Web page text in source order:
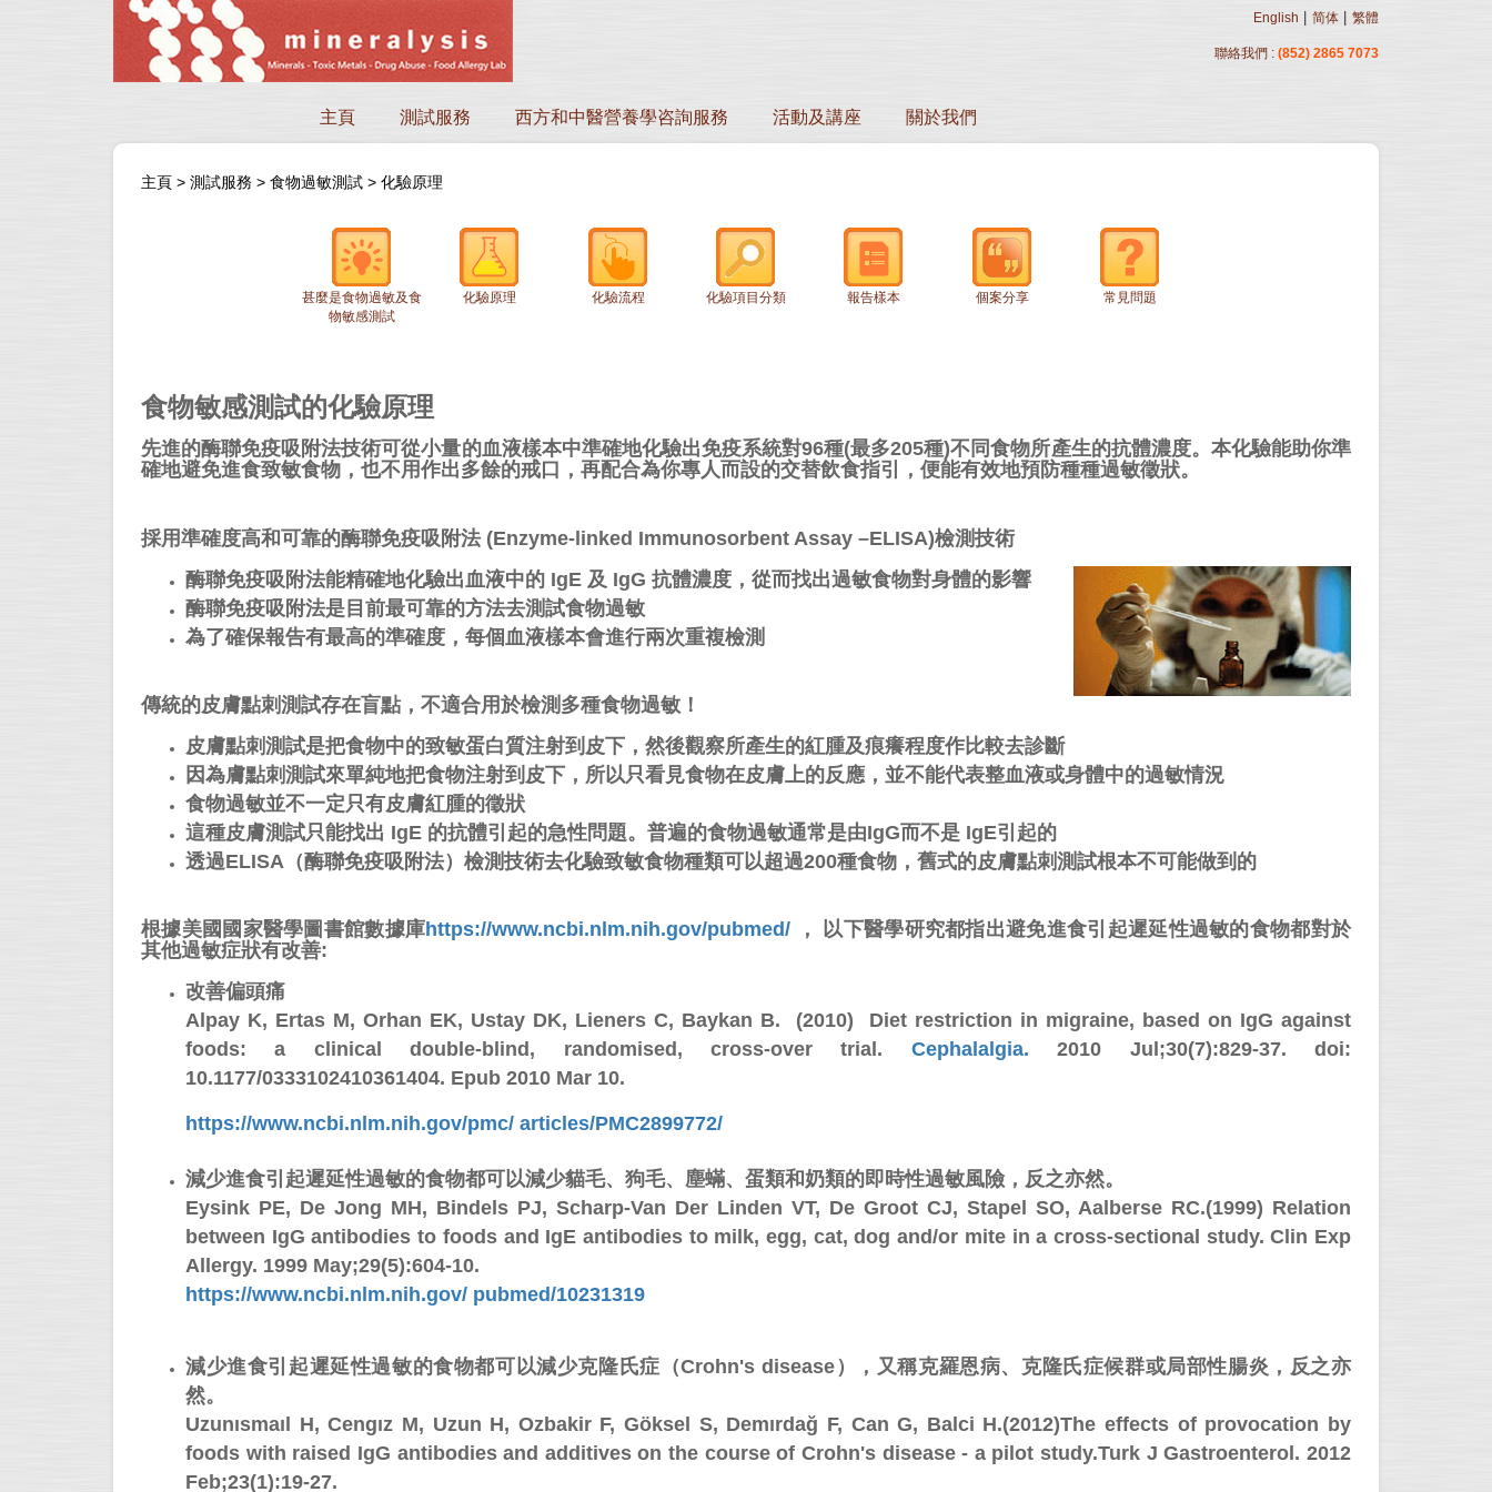
English 简体 繁體
聯絡我們 : (852) 2865 7073
主頁 測試服務 西方和中醫營養學咨詢服務 活動及講座 關於我們
主頁 > 測試服務 > 食物過敏測試 > 化驗原理
甚麼是食物過敏及食
物敏感測試
化驗原理 化驗流程 化驗項目分類 報告樣本 個案分享 常見問題
食物敏感測試的化驗原理
先進的酶聯免疫吸附法技術可從小量的血液樣本中準確地化驗出免疫系統對96種(最多205種)不同食物所產生的抗體濃度。本化驗能助你準
確地避免進食致敏食物，也不用作出多餘的戒口，再配合為你專人而設的交替飲食指引，便能有效地預防種種過敏徵狀。
採用準確度高和可靠的酶聯免疫吸附法(Enzyme-linked Immunosorbent Assay –ELISA)檢測技術
酶聯免疫吸附法能精確地化驗出血液中的 IgE 及 IgG 抗體濃度，從而找出過敏食物對身體的影響
酶聯免疫吸附法是目前最可靠的方法去測試食物過敏
為了確保報告有最高的準確度，每個血液樣本會進行兩次重複檢測
傳統的皮膚點刺測試存在盲點，不適合用於檢測多種食物過敏！
皮膚點刺測試是把食物中的致敏蛋白質注射到皮下，然後觀察所產生的紅腫及痕癢程度作比較去診斷
因為膚點刺測試來單純地把食物注射到皮下，所以只看見食物在皮膚上的反應，並不能代表整血液或身體中的過敏情況
食物過敏並不一定只有皮膚紅腫的徵狀
這種皮膚測試只能找出 IgE 的抗體引起的急性問題。普遍的食物過敏通常是由IgG而不是 IgE引起的
透過ELISA（酶聯免疫吸附法）檢測技術去化驗致敏食物種類可以超過200種食物，舊式的皮膚點刺測試根本不可能做到的
根據美國國家醫學圖書館數據庫https://www.ncbi.nlm.nih.gov/pubmed/ ， 以下醫學研究都指出避免進食引起遲延性過敏的食物都對於
其他過敏症狀有改善:
改善偏頭痛
Alpay K, Ertas M, Orhan EK, Ustay DK, Lieners C, Baykan B. (2010) Diet restriction in migraine, based on IgG against
foods: a clinical double-blind, randomised, cross-over trial. Cephalalgia. 2010 Jul;30(7):829-37. doi:
10.1177/0333102410361404. Epub 2010 Mar 10.
https://www.ncbi.nlm.nih.gov/pmc/ articles/PMC2899772/
減少進食引起遲延性過敏的食物都可以減少貓毛、狗毛、塵蟎、蛋類和奶類的即時性過敏風險，反之亦然。
Eysink PE, De Jong MH, Bindels PJ, Scharp-Van Der Linden VT, De Groot CJ, Stapel SO, Aalberse RC.(1999) Relation
between IgG antibodies to foods and IgE antibodies to milk, egg, cat, dog and/or mite in a cross-sectional study. Clin Exp
Allergy. 1999 May;29(5):604-10.
https://www.ncbi.nlm.nih.gov/ pubmed/10231319
減少進食引起遲延性過敏的食物都可以減少克隆氏症（Crohn's disease），又稱克羅恩病、克隆氏症候群或局部性腸炎，反之亦
然。
Uzunısmaıl H, Cengız M, Uzun H, Ozbakir F, Göksel S, Demırdağ F, Can G, Balci H.(2012)The effects of provocation by
foods with raised IgG antibodies and additives on the course of Crohn's disease - a pilot study.Turk J Gastroenterol. 2012
Feb;23(1):19-27.